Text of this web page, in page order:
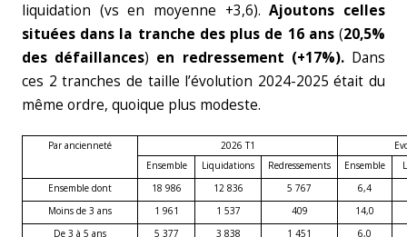
liquidation (vs en moyenne +3,6).Ajoutons celles
situées dans la tranche des plus de 16 ans (20,5%
des défaillances) en redressement (+17%).Dans
ces 2 tranches de taille l’évolution 2024-2025 était du
même ordre, quoique plus modeste.
Par ancienneté 2026 T1
Ensemble
Liquidations Redressements Ensemble
Ensemble dont
18 986 12 836 5 767
6,4
Moins de 3 ans
1 961 1 537 409
14,0
De 3 à 5 ans
5 377 3 838 1 451 6,0